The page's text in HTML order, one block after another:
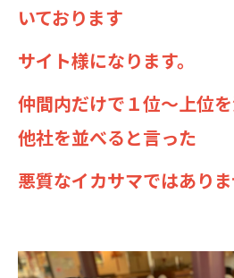
いております
サイト様になります。
仲間内だけで１位～上位
他社を並べると言った
悪質なイカサマではありま